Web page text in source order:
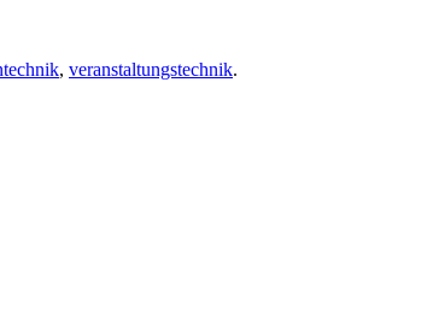
, veranstaltungstechnik.